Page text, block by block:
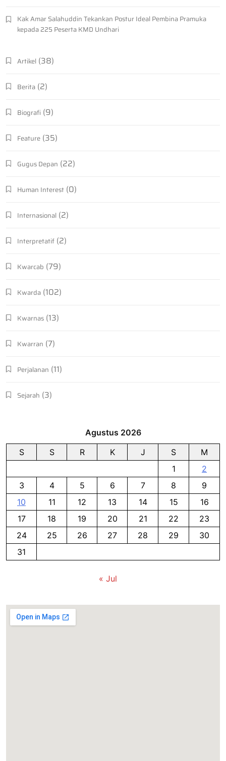
Kak Amar Salahuddin Tekankan Postur Ideal Pembina Pramuka
kepada 225 Peserta KMD Undhari
Artikel (38)
Berita (2)
Biografi (9)
Feature (35)
Gugus Depan (22)
Human Interest (0)
Internasional (2)
Interpretatif (2)
Kwarcab (79)
Kwarda (102)
Kwarnas (13)
Kwarran (7)
Perjalanan (11)
Sejarah (3)
Agustus 2026
S
S R K J S
M
1
2
3
4 5 6 7 8
9
10
11 12 13 14 15
16
17
18 19 20 21 22
23
24
25 26 27 28 29
30
31
« Jul